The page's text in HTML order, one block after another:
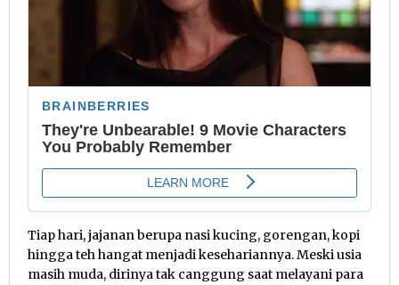
Tiap hari, jajanan berupa nasi kucing, gorengan, kopi
hingga teh hangat menjadi kesehariannya. Meski usia
masih muda, dirinya tak canggung saat melayani para